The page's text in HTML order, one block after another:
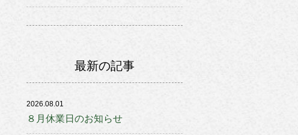
最新の記事
2026.08.01
８月休業日のお知らせ